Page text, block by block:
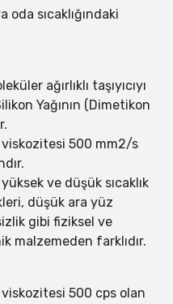
oda sıcaklığındaki
ağırlıklı taşıyıcıyı
Yağının (Dimetikon
viskozitesi 500 mm2/s
ve düşük sıcaklık
düşük ara yüz
gibi fiziksel ve
malzemeden farklıdır.
500 cps olan